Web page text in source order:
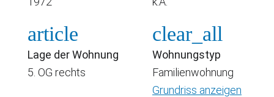
article
Lage der Wohnung
5. OG rechts
clear_all
Wohnungstyp
Familienwohnung
Grundriss anzeigen